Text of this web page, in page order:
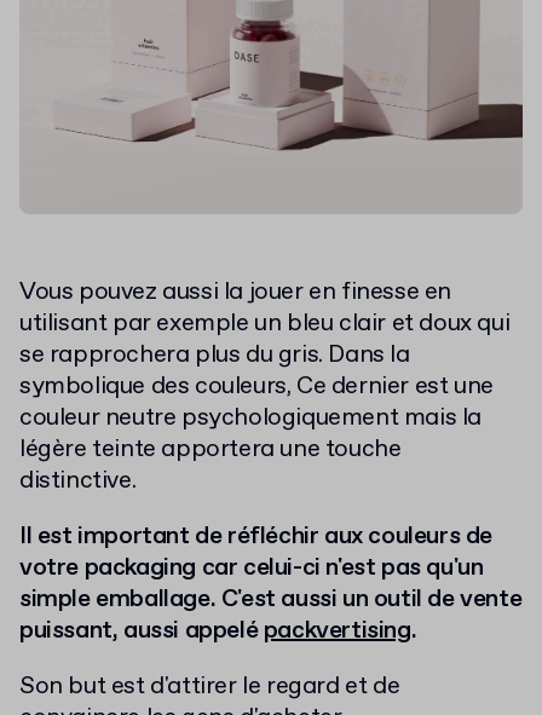
Vous pouvez aussi la jouer en finesse en
utilisant par exemple un bleu clair et doux qui
se rapprochera plus du gris. Dans la
symbolique des couleurs, Ce dernier est une
couleur neutre psychologiquement mais la
légère teinte apportera une touche
distinctive.
Il est important de réfléchir aux couleurs de
votre packaging car celui-ci n'est pas qu'un
simple emballage. C'est aussi un outil de vente
puissant, aussi appelépackvertising.
Son but est d'attirer le regard et de